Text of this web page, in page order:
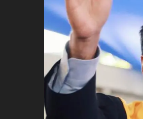
ថើបមាត់ ៖ ក្រុមកីឡាការិនី​
ផ្អាកលេង​​បើប្រធានសហព័ន្ធ​
មិនលាឈប់